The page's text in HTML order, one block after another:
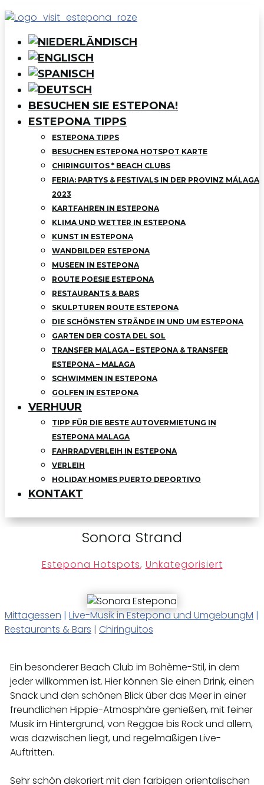
BESUCHEN SIE ESTEPONA!
ESTEPONA TIPPS
ESTEPONA TIPPS
BESUCHEN ESTEPONA HOTSPOT KARTE
CHIRINGUITOS * BEACH CLUBS
FERIA: PARTYS & FESTIVALS IN DER PROVINZ MÁLAGA
2023
KARTFAHREN IN ESTEPONA
KLIMA UND WETTER IN ESTEPONA
KUNST IN ESTEPONA
WANDBILDER ESTEPONA
MUSEEN IN ESTEPONA
ROUTE POESIE ESTEPONA
RESTAURANTS & BARS
SKULPTUREN ROUTE ESTEPONA
DIE SCHÖNSTEN STRÄNDE IN UND UM ESTEPONA
GARTEN DER COSTA DEL SOL
TRANSFER MALAGA – ESTEPONA & TRANSFER
ESTEPONA – MALAGA
SCHWIMMEN IN ESTEPONA
GOLFEN IN ESTEPONA
VERHUUR
TIPP FÜR DIE BESTE AUTOVERMIETUNG IN
ESTEPONA MALAGA
FAHRRADVERLEIH IN ESTEPONA
VERLEIH
HOLIDAY HOMES PUERTO DEPORTIVO
KONTAKT
Sonora Strand
Estepona Hotspots, Unkategorisiert
Mittagessen | Live-Musik in Estepona und UmgebungM |
Restaurants & Bars | Chiringuitos
Ein besonderer Beach Club im Bohème-Stil, in dem
jeder willkommen ist. Hier können Sie einen Drink, einen
Snack und den schönen Blick über das Meer in einer
freundlichen Hippie-Atmosphäre genießen, mit feiner
Musik im Hintergrund, von Reggae bis Rock und allem,
was dazwischen liegt, und regelmäßigen Live-
Auftritten.
Sehr schön dekoriert mit den farbigen orientalischen